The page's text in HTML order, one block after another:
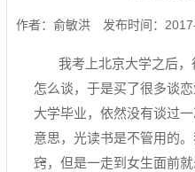
作者：俞敏洪 发布时间：
我考上北京大学之后，
怎么谈，于是买了很多谈
大学毕业，依然没有谈过
意思，光读书是不管用的
窍，但是一走到女生面前